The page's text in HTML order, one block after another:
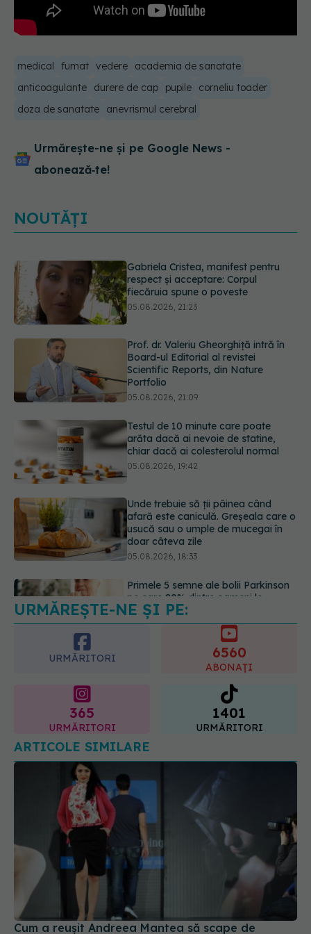
medical fumat vedere
academia de sanatate
anticoagulante
durere de cap pupile
corneliu toader
doza de sanatate
anevrismul cerebral
Urmărește-ne și pe Google News -
abonează‑te!
NOUTĂȚI
Prof. dr. Valeriu Gheorghiță intră în
Board-ul Editorial al revistei
Scientific Reports, din Nature
Portfolio
Testul de 10 minute care poate
arăta dacă ai nevoie de statine,
chiar dacă ai colesterolul normal
05.08.2026, 19:42
Unde trebuie să ții pâinea când
afară este caniculă. Greșeala care o
usucă sau o umple de mucegai în
doar câteva zile
Primele 5 semne ale bolii Parkinson
pe care 80% dintre oameni le
ignoră. Nu e vorba doar despre
tremor
05.08.2026, 17:31
Gabriela Cristea, manifest pentru
respect și acceptare: Corpul
fiecăruia spune o poveste
URMĂREȘTE-NE ȘI PE:
URMĂRITORI 6560
ABONAȚI
365
URMĂRITORI
1401
URMĂRITORI
ARTICOLE SIMILARE
Cum a reușit Andreea Mantea să scape de
kilogramele nedorite
14 iul 2025, 23:27